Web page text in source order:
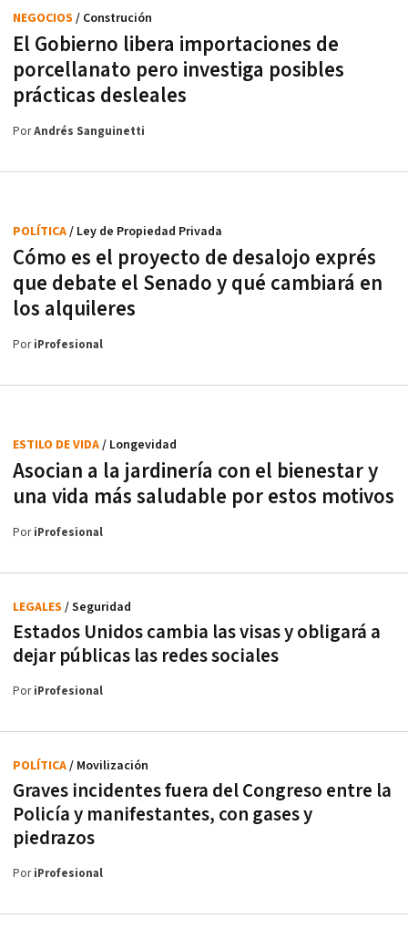
El Gobierno libera importaciones de
porcellanato pero investiga posibles
prácticas desleales
NEGOCIOS / Construción
PorAndrés Sanguinetti
Cómo es el proyecto de desalojo exprés
que debate el Senado y qué cambiará en
los alquileres
POLÍTICA/ Ley de Propiedad Privada
PoriProfesional
Asocian a la jardinería con el bienestar y
una vida más saludable por estos motivos
ESTILO DE VIDA/ Longevidad
PoriProfesional
Estados Unidos cambia las visas y obligará a
dejar públicas las redes sociales
LEGALES / Seguridad
PoriProfesional
Graves incidentes fuera del Congreso entre la
Policía y manifestantes, con gases y
piedrazos
POLÍTICA/ Movilización
PoriProfesional